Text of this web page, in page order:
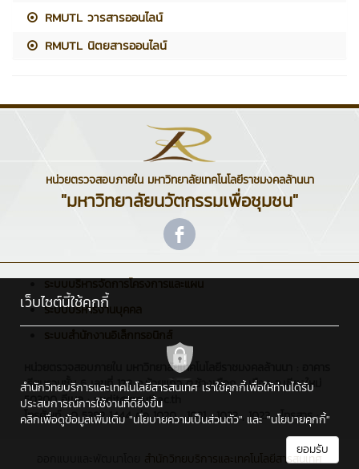
RMUTL วารสารออนไลน์
RMUTL นิตยสารออนไลน์
หน่วยตรวจสอบภายใน มหาวิทยาลัยเทคโนโลยีราชมงคลล้านนา
"มหาวิทยาลัยนวัตกรรมเพื่อชุมชน"
ระบบบริหารจัดการโครงการและแผน
ระบบบริหารงานบุคคล
ระบบสำนักงานอิเล็กทรอนิกส์
หน่วยตรวจสอบภายใน มหาวิทยาลัยเทคโนโลยีราชมงคลล้านนา : อาคาร
เรียนรวมชั้น 6 เลขที่ 128 ถ.ห้วยแก้ว ต.ช้างเผือก อ.เมือง จ.เชียงใหม่
50300 อีเมล : audit@rmutl.ac.th
โทรศัพท์ : 0 5392 1444 ต่อ 1020 , 1021 , 1022 , 1023 , โทรสาร : -
เว็บไซต์นี้ใช้คุกกี้
สำนักวิทยบริการและเทคโนโลยีสารสนเทศ เราใช้คุกกี้เพื่อให้ท่านได้รับ
ประสบการณ์การใช้งานที่ดียิ่งขึ้น
คลิกเพื่อดูข้อมูลเพิ่มเติม "นโยบายความเป็นส่วนตัว" และ "นโยบายคุกกี้"
ยอมรับ
สำนักวิทยบริการและเทคโนโลยีสารสนเทศ